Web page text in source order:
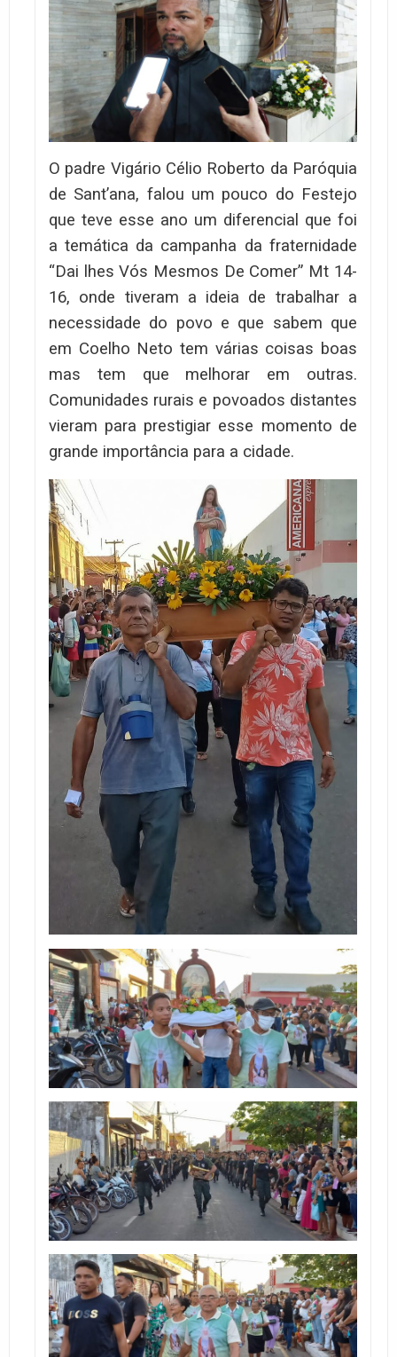
O padre Vigário Célio Roberto da Paróquia
de Sant’ana, falou um pouco do Festejo
que teve esse ano um diferencial que foi
a temática da campanha da fraternidade
“Dai lhes Vós Mesmos De Comer” Mt 14-
16, onde tiveram a ideia de trabalhar a
necessidade do povo e que sabem que
em Coelho Neto tem várias coisas boas
mas tem que melhorar em outras.
Comunidades rurais e povoados distantes
vieram para prestigiar esse momento de
grande importância para a cidade.